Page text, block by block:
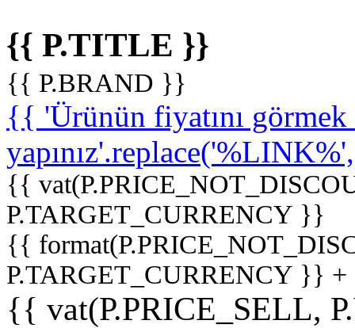
{{ P.TITLE }}
{{ P.BRAND }}
{{ 'Ürünün fiyatını
{{
P.TARGET_CURRENCY }}
{{
P.TARGET_CURRENCY }}
{{ vat(P.PRICE_SELL,